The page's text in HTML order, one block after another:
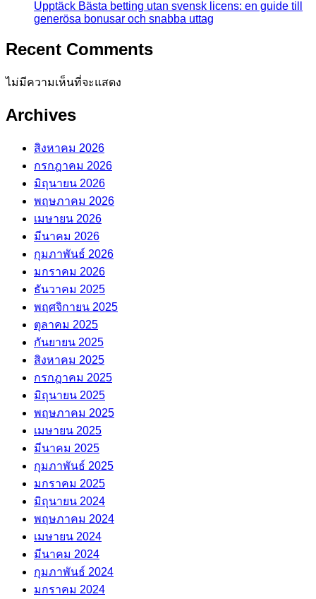
Upptäck Bästa betting utan svensk licens: en guide till
generösa bonusar och snabba uttag
Recent Comments
ไม่มีความเห็นที่จะแสดง
Archives
สิงหาคม 2026
กรกฎาคม 2026
มิถุนายน 2026
พฤษภาคม 2026
เมษายน 2026
มีนาคม 2026
กุมภาพันธ์ 2026
มกราคม 2026
ธันวาคม 2025
พฤศจิกายน 2025
ตุลาคม 2025
กันยายน 2025
สิงหาคม 2025
กรกฎาคม 2025
มิถุนายน 2025
พฤษภาคม 2025
เมษายน 2025
มีนาคม 2025
กุมภาพันธ์ 2025
มกราคม 2025
มิถุนายน 2024
พฤษภาคม 2024
เมษายน 2024
มีนาคม 2024
กุมภาพันธ์ 2024
มกราคม 2024